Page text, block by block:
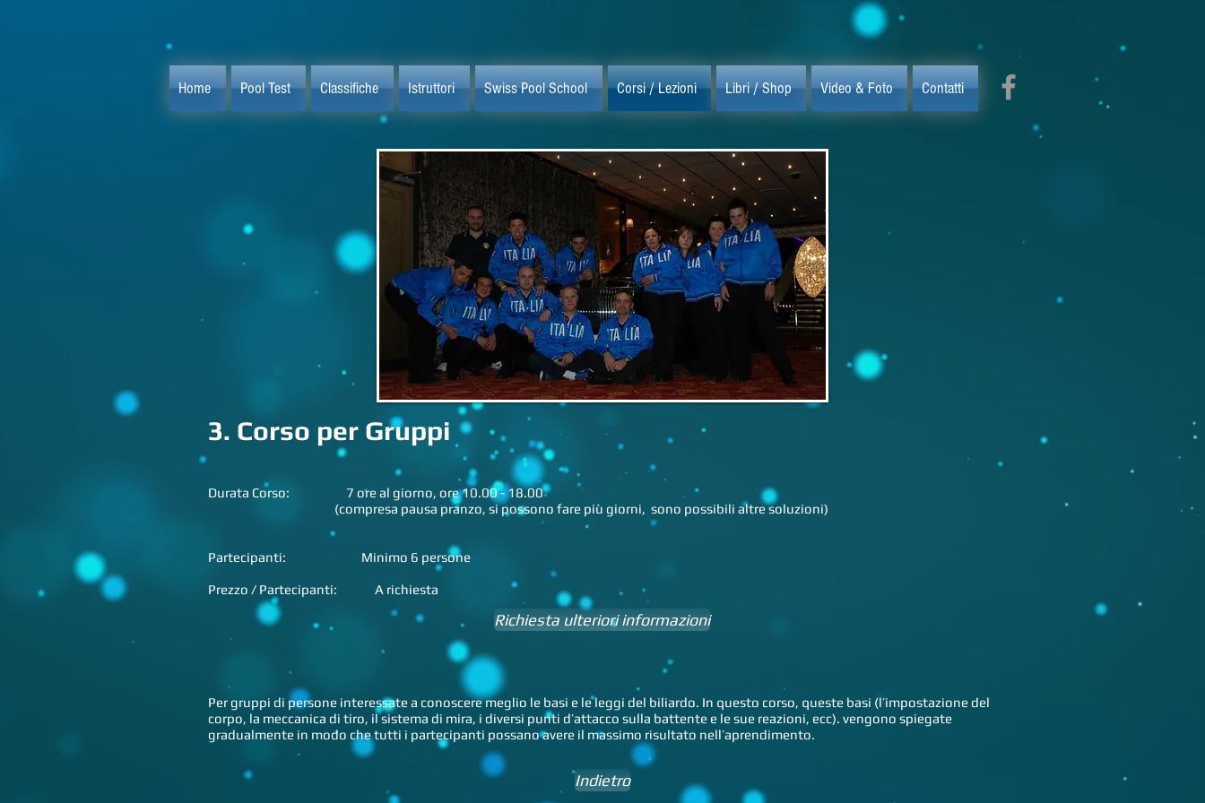
3. Corso per Gruppi
Durata Corso: 7 ore al giorno, ore 10.00 - 18.00
(compresa pausa pranzo, si possono fare più giorni, sono possibili altresoluzioni)
Partecipanti: Minimo 6 persone
Prezzo / Partecipanti: A richiesta
Per gruppi di persone interessate a conoscere meglio le basi e le leggi del biliardo. In questo corso, queste basi (l’impostazione del
corpo, la meccanica di tiro, il sistema di mira, i diversi punti d’attacco sulla battente e le sue reazioni, ecc). vengono spiegate
gradualmente in modo che tutti i partecipanti possano avere il massimo risultato nell’aprendimento.
Richiesta ulteriori informazioni
Indietro
Home Pool Test Classifiche Istruttori Swiss Pool School Corsi / Lezioni Libri / Shop Video & Foto Contatti